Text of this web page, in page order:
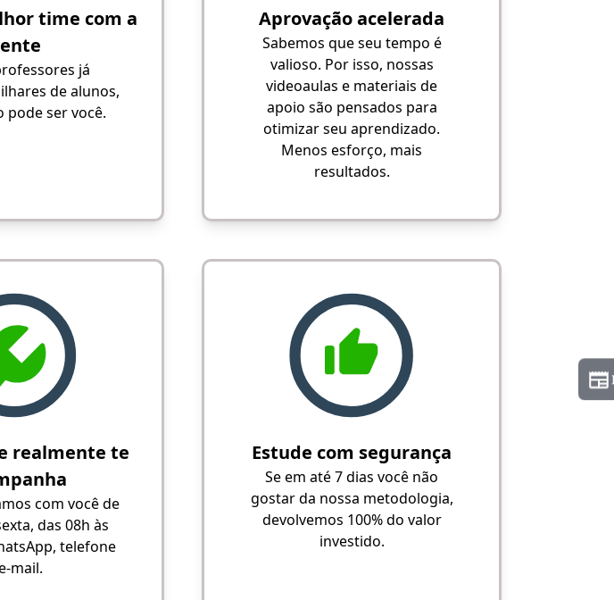
time com a
já
de alunos,
pode ser você.
Aprovação acelerada
Sabemos que seu tempo é
valioso. Por isso, nossas
videoaulas e materiais de
apoio são pensados para
otimizar seu aprendizado.
Menos esforço, mais
resultados.
realmente te
com você de
das 08h às
telefone
mail.
Estude com segurança
Se em até 7 dias você não
gostar da nossa metodologia,
devolvemos 100% do valor
investido.